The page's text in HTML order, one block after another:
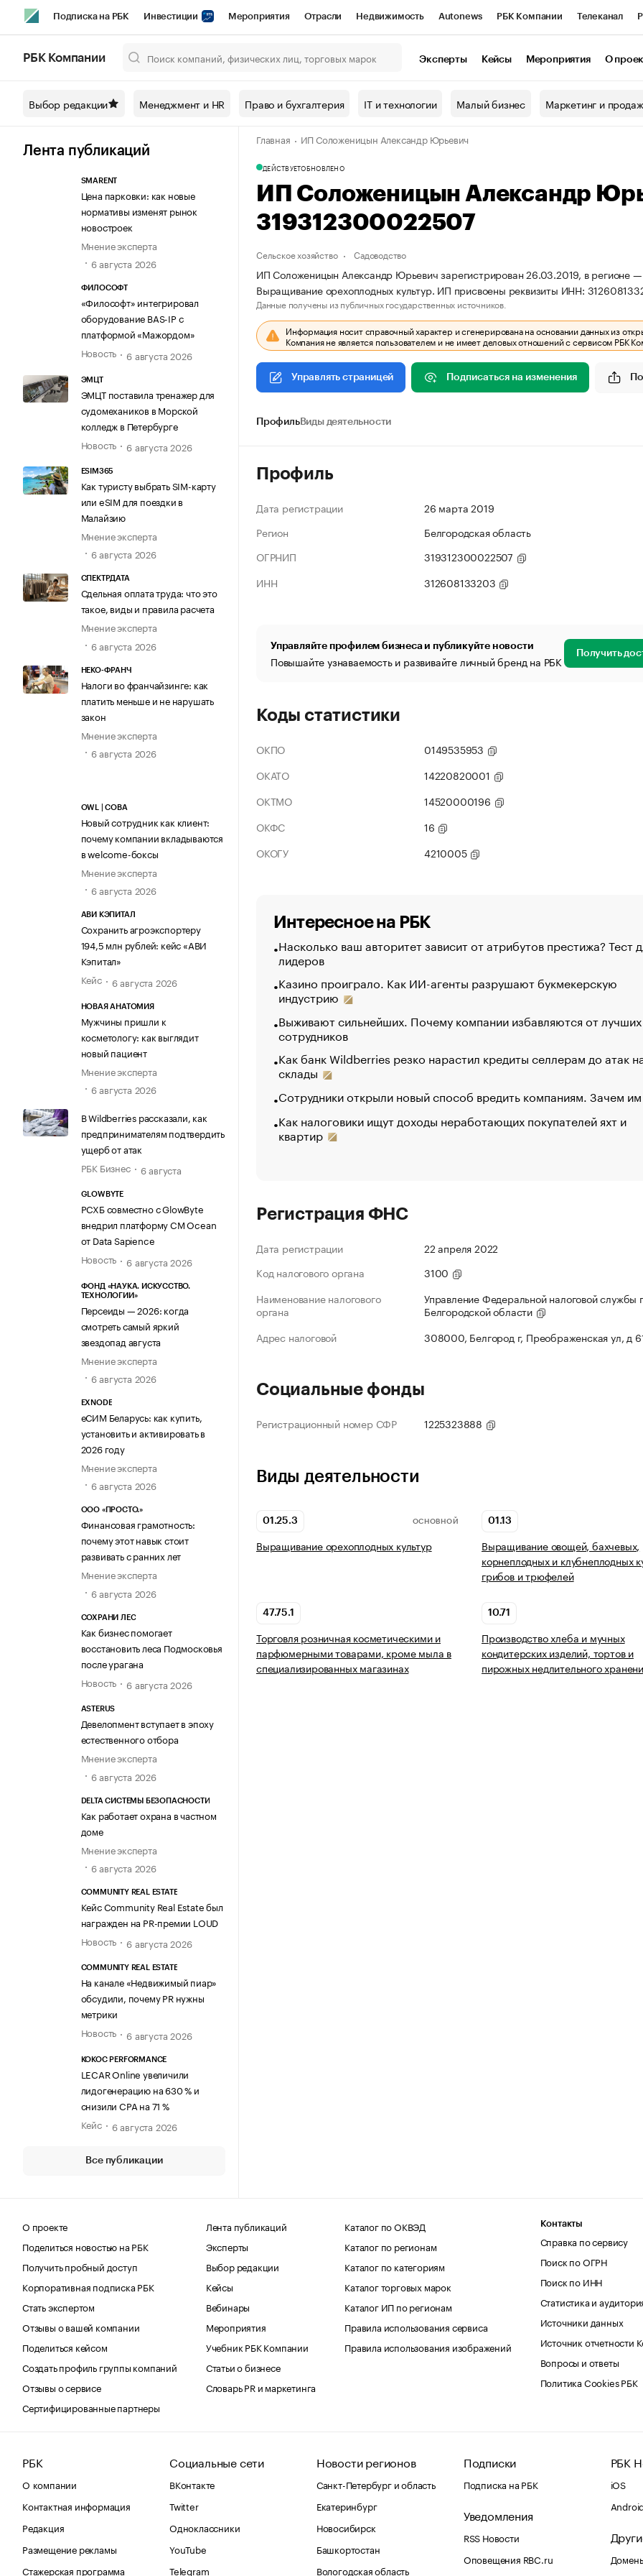
Подписка на РБК Инвестиции Мероприятия Отрасли Недвижимость Autonews РБК Компании Телеканал
Спецпроекты СПб Конференции СПб Спецпроекты Проверка контрагентов
Технологии и медиа Рынок наличной валюты
РБК Компании Эксперты Кейсы Мероприятия О
Выбор редакции Менеджмент и HR Право и бухгалтерия IT и технологии Малый бизнес Маркетинг и
Лента публикаций
SMARENT
Цена парковки: как новые
нормативы изменят рынок
новостроек
Мнение эксперта
6 августа 2026
ФИЛОСОФТ
«Философт» интегрировал
оборудование BAS-IP с
платформой «Мажордом»
Новость
6 августа 2026
ЭМЦТ
ЭМЦТ поставила тренажер для
судомехаников в Морской
колледж в Петербурге
Новость
6 августа 2026
ESIM365
Как туристу выбрать SIM-карту
или eSIM для поездки в
Малайзию
Мнение эксперта
6 августа 2026
СПЕКТРДАТА
Сдельная оплата труда: что это
такое, виды и правила расчета
Мнение эксперта
6 августа 2026
НЕКО-ФРАНЧ
Налоги во франчайзинге: как
платить меньше и не нарушать
закон
Мнение эксперта
6 августа 2026
OWL | СОВА
Новый сотрудник как клиент:
почему компании вкладываются
в welcome-боксы
Мнение эксперта
6 августа 2026
АВИ КЭПИТАЛ
Сохранить агроэкспортеру
194,5 млн рублей: кейс «АВИ
Кэпитал»
Кейс
6 августа 2026
НОВАЯ АНАТОМИЯ
Мужчины пришли к
косметологу: как выглядит
новый пациент
Мнение эксперта
6 августа 2026
В Wildberries рассказали, как
предпринимателям подтвердить
ущерб от атак
РБК Бизнес
6 августа
GLOWBYTE
РСХБ совместно с GlowByte
внедрил платформу CM Ocean
от Data Sapience
Новость
6 августа 2026
ФОНД «НАУКА. ИСКУССТВО.
ТЕХНОЛОГИИ»
Персеиды — 2026: когда
смотреть самый яркий
звездопад августа
Мнение эксперта
6 августа 2026
EXNODE
еСИМ Беларусь: как купить,
установить и активировать в
2026 году
Мнение эксперта
6 августа 2026
ООО «ПРОСТО.»
Финансовая грамотность:
почему этот навык стоит
развивать с ранних лет
Мнение эксперта
6 августа 2026
СОХРАНИ ЛЕС
Как бизнес помогает
восстановить леса Подмосковья
после урагана
Новость
6 августа 2026
ASTERUS
Девелопмент вступает в эпоху
естественного отбора
Мнение эксперта
6 августа 2026
DELTA СИСТЕМЫ БЕЗОПАСНОСТИ
Как работает охрана в частном
доме
Мнение эксперта
6 августа 2026
COMMUNITY REAL ESTATE
Кейс Community Real Estate был
награжден на PR-премии LOUD
Новость
6 августа 2026
COMMUNITY REAL ESTATE
На канале «Недвижимый пиар»
обсудили, почему PR нужны
метрики
Новость
6 августа 2026
KOKOC PERFORMANCE
LECAR Online увеличили
лидогенерацию на 630 % и
снизили CPA на 71 %
Кейс
6 августа 2026
Все публикации
Главная ИП Соложеницын Александр Юрьевич
ДЕЙСТВУЕТОБНОВЛЕНО
ИП Соложеницын Александр
319312300022507
Сельское хозяйство Садоводство
ИП Соложеницын Александр Юрьевич зарегистрирован 26.03.2019, в регионе —
Выращивание орехоплодных культур. ИП присвоены реквизиты ИНН:
Данные получены из публичных государственных источников.
Информация носит справочный характер и сгенерирована на основании данных из
Компания не является пользователем и не имеет деловых отношений с сервисом РБК
Управлять страницей Подписаться на изменения
ПрофильВиды деятельности
Профиль
Дата регистрации
26 марта 2019
Регион
Белгородская область
ОГРНИП
319312300022507
ИНН
312608133203
Управляйте профилем бизнеса и публикуйте новости
Повышайте узнаваемость и развивайте личный бренд на РБК Получить
Коды статистики
ОКПО
0149535953
ОКАТО
14220820001
ОКТМО
14520000196
ОКФС
16
ОКОГУ
4210005
Интересное на РБК
Насколько ваш авторитет зависит от атрибутов престижа? Тест
лидеров
Казино проиграло. Как ИИ-агенты разрушают букмекерскую
индустрию
Выживают сильнейших. Почему компании избавляются от лучших
сотрудников
Как банк Wildberries резко нарастил кредиты селлерам до атак
склады
Сотрудники открыли новый способ вредить компаниям. Зачем
Как налоговики ищут доходы неработающих покупателей яхт и
квартир
Регистрация ФНС
Дата регистрации
22 апреля 2022
Код налогового органа
3100
Наименование налогового
органа
Управление Федеральной налоговой службы
Белгородской области
Адрес налоговой
308000, Белгород г, Преображенская ул, д
Социальные фонды
Регистрационный номер СФР 1225323888
Виды деятельности
01.25.3 ОСНОВНОЙ
Выращивание орехоплодных культур
01.13
Выращивание овощей, бахчевых,
корнеплодных и клубнеплодных
грибов и трюфелей
47.75.1
Торговля розничная косметическими и
парфюмерными товарами, кроме мыла в
специализированных магазинах
10.71
Производство хлеба и мучных
кондитерских изделий, тортов и
пирожных недлительного
О проекте
Поделиться новостью на РБК
Получить пробный доступ
Корпоративная подписка РБК
Стать экспертом
Отзывы о вашей компании
Поделиться кейсом
Создать профиль группы компаний
Отзывы о сервисе
Сертифицированные партнеры
Лента публикаций
Эксперты
Выбор редакции
Кейсы
Вебинары
Мероприятия
Учебник РБК Компании
Статьи о бизнесе
Словарь PR и маркетинга
Каталог по ОКВЭД
Каталог по регионам
Каталог по категориям
Каталог торговых марок
Каталог ИП по регионам
Правила использования сервиса
Правила использования изображений
Контакты
Справка по сервису
Поиск по ОГРН
Поиск по ИНН
Статистика и
Источники данных
Источник отчетности
Вопросы и ответы
Политика Cookies РБК
РБК
О компании
Контактная информация
Редакция
Размещение рекламы
Стажерская программа
Социальные сети
ВКонтакте
Twitter
Одноклассники
YouTube
Telegram
Новости регионов
Санкт-Петербург и область
Екатеринбург
Новосибирск
Башкортостан
Вологодская область
Подписки
Подписка на РБК
Уведомления
RSS Новости
Оповещения RBC.ru
РБК
iOS